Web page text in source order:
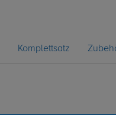
Komplettsatz